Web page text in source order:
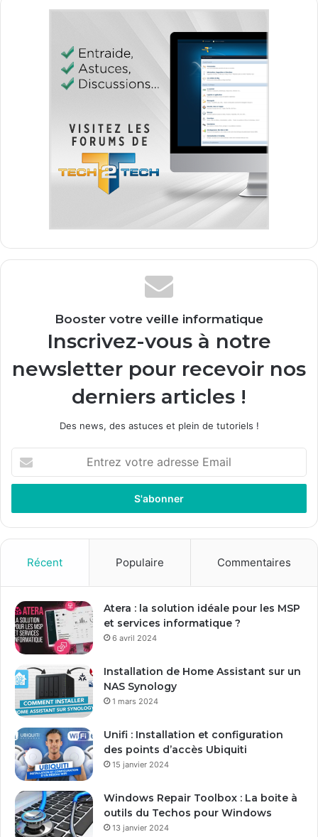
Booster votre veille informatique
Inscrivez-vous à notre
newsletter pour recevoir nos
derniers articles !
Des news, des astuces et plein de tutoriels !
t
e
z
r
e
a
d
s
e
m
a
Récent Populaire Commentaires
Atera : la solution idéale pour les MSP
et services informatique ?
6 avril 2024
Installation de Home Assistant sur un
NAS Synology
1 mars 2024
Unifi : Installation et configuration
des points d’accès Ubiquiti
15 janvier 2024
Windows Repair Toolbox : La boite à
outils du Techos pour Windows
13 janvier 2024